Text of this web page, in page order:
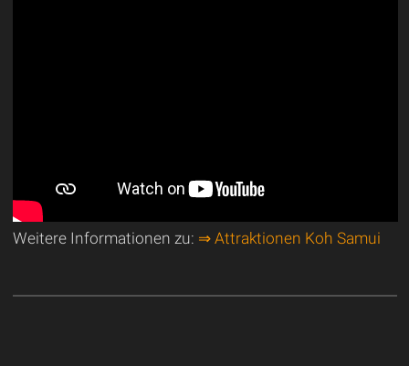
Weitere Informationen zu: ⇒ Attraktionen Koh Samui